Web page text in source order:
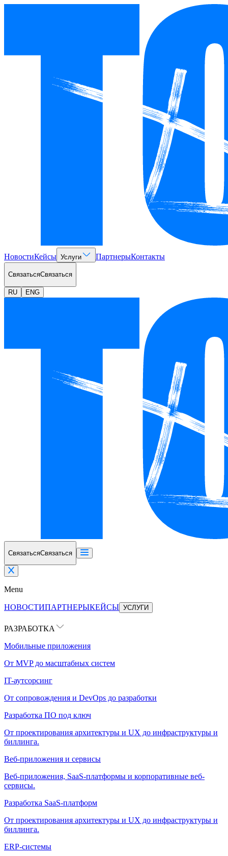
НовостиКейсы Услуги ПартнерыКонтакты
СвязатьсяСвязаться
RU ENG
СвязатьсяСвязаться
Menu
НОВОСТИПАРТНЕРЫКЕЙСЫ УСЛУГИ
РАЗРАБОТКА
Мобильные приложения
От MVP до масштабных систем
IT-аутсорсинг
От сопровождения и DevOps до разработки
Разработка ПО под ключ
От проектирования архитектуры и UX до инфраструктуры и
биллинга.
Веб-приложения и сервисы
Веб-приложения, SaaS-платформы и корпоративные веб-
сервисы.
Разработка SaaS-платформ
От проектирования архитектуры и UX до инфраструктуры и
биллинга.
ERP-системы